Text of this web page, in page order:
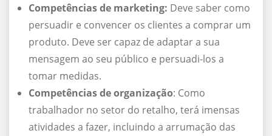
Competências de marketing: Deve saber como
persuadir e convencer os clientes a comprar um
produto. Deve ser capaz de adaptar a sua
mensagem ao seu público e persuadi-los a
tomar medidas.
Competências de organização: Como
trabalhador no setor do retalho, terá imensas
atividades a fazer, incluindo a arrumação das